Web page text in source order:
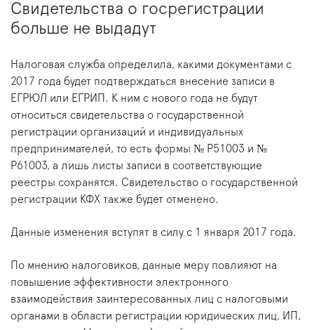
Свидетельства о госрегистрации
больше не выдадут
Налоговая служба определила, какими документами с
2017 года будет подтверждаться внесение записи в
ЕГРЮЛ или ЕГРИП. К ним с нового года не будут
относиться свидетельства о государственной
регистрации организаций и индивидуальных
предпринимателей, то есть формы № Р51003 и №
Р61003, а лишь листы записи в соответствующие
реестры сохранятся. Свидетельство о государственной
регистрации КФХ также будет отменено.
Данные изменения вступят в силу с 1 января 2017 года.
По мнению налоговиков, данные меру повлияют на
повышение эффективности электронного
взаимодействия заинтересованных лиц с налоговыми
органами в области регистрации юридических лиц, ИП,